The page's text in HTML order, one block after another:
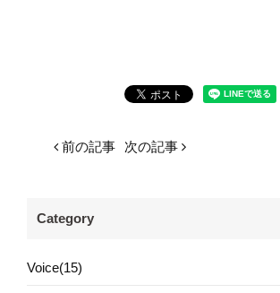
前の記事 次の記事
Category
Voice(15)